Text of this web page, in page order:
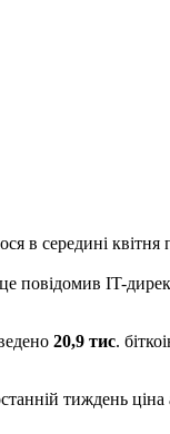
середині квітня
повідомив IT-
20,9 тис.
тиждень ціна